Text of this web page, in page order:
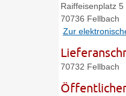
Raiffeisenplatz 5
70736 Fellbach
Zur
70732 Fellbach